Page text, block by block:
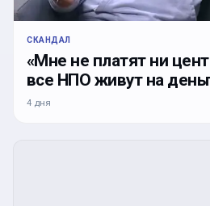
СКАНДАЛ
«Мне не платят ни
все НПО живут на
4 дня